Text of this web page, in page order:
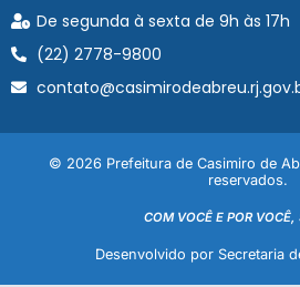
De segunda à sexta de 9h às 17h
(22) 2778-9800
© 2026 Prefeitura de Casimiro de
reservados.
COM VOCÊ E POR VOCÊ,
Desenvolvido por Secretaria